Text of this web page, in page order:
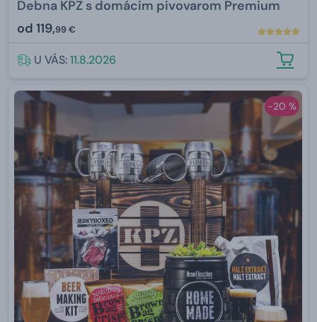
Debna KPZ s domácim pivovarom Premium
od 119,99 €
U VÁS:11.8.2026
-20 %